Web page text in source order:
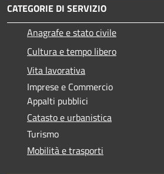
CATEGORIE DI SERVIZIO
Anagrafe e stato civile
Cultura e tempo libero
Vita lavorativa
Imprese e Commercio
Appalti pubblici
Catasto e urbanistica
Turismo
Mobilità e trasporti